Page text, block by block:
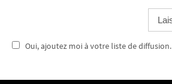
Oui, ajoutez moi à votre liste de diffusion.